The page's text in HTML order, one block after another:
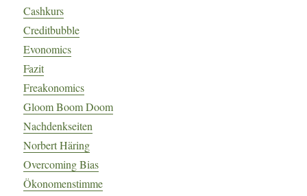
Cashkurs
Creditbubble
Evonomics
Fazit
Freakonomics
Gloom Boom Doom
Nachdenkseiten
Norbert Häring
Overcoming Bias
Ökonomenstimme